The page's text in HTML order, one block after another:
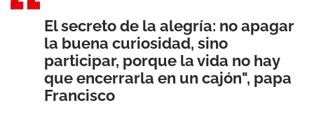
El secreto de la alegría: no apagar
la buena curiosidad, sino
participar, porque la vida no hay
que encerrarla en un cajón", papa
Francisco